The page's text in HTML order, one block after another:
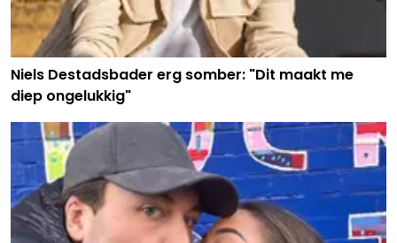
Niels Destadsbader erg somber: "Dit maakt me
diep ongelukkig"